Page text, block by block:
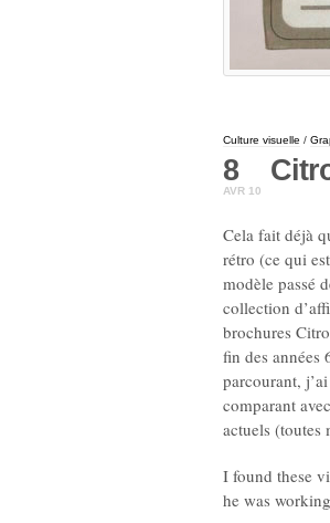
Culture visuelle /
8
AVR 10
Cela fait déjà
rétro (ce qui
modèle passé
collection
brochures
fin des années
parcourant,
comparant
actuels (toutes
I found these
he was